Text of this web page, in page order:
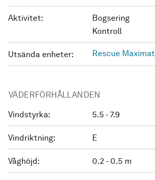
Aktivitet:
Bogsering
Kontroll
Utsända enheter: Rescue Maximat
VÄDERFÖRHÅLLANDEN
Vindstyrka: 5.5 - 7.9
Vindriktning: E
Våghöjd: 0.2 - 0.5 m